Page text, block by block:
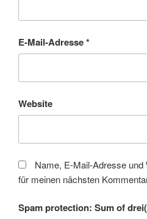
E-Mail-Adresse*
Website
Name, E-Mail-Adresse
für meinen nächsten
Spam protection: Sum of